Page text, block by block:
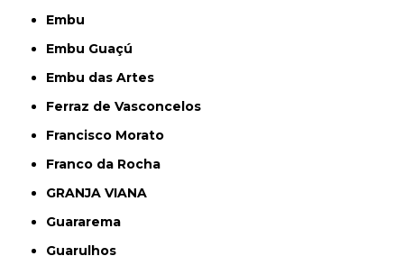
Embu
Embu Guaçú
Embu das Artes
Ferraz de Vasconcelos
Francisco Morato
Franco da Rocha
GRANJA VIANA
Guararema
Guarulhos